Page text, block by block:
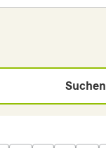
Suchen